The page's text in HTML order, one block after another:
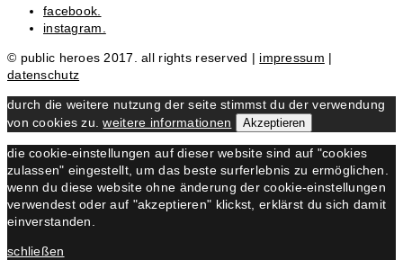
facebook.
instagram.
© public heroes 2017. all rights reserved | impressum |
datenschutz
durch die weitere nutzung der seite stimmst du der verwendung
von cookies zu.weitere informationen Akzeptieren
die cookie-einstellungen auf dieser website sind auf "cookies
zulassen" eingestellt, um das beste surferlebnis zu ermöglichen.
wenn du diese website ohne änderung der cookie-einstellungen
verwendest oder auf "akzeptieren" klickst, erklärst du sich damit
einverstanden.
schließen